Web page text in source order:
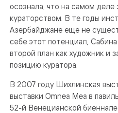
осознала, что на самом деле
кураторством. В те годы
Азербайджане еще не
себе этот потенциал,
второй план как художник и
позицию куратора.
В 2007 году Шихлинская
выставки Omnea Mea в
52-й Венецианской